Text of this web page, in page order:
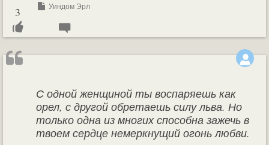
Уиндом Эрл
3
С одной женщиной ты воспаряешь как
орел, с другой обретаешь силу льва. Но
только одна из многих способна зажечь в
твоем сердце немеркнущий огонь любви.